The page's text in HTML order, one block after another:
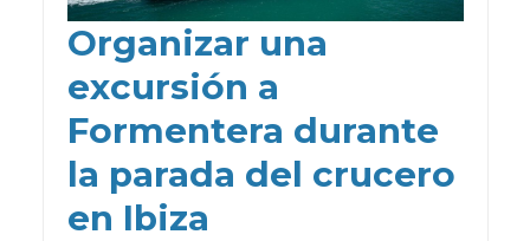
Organizar una
excursión a
Formentera durante
la parada del crucero
en Ibiza